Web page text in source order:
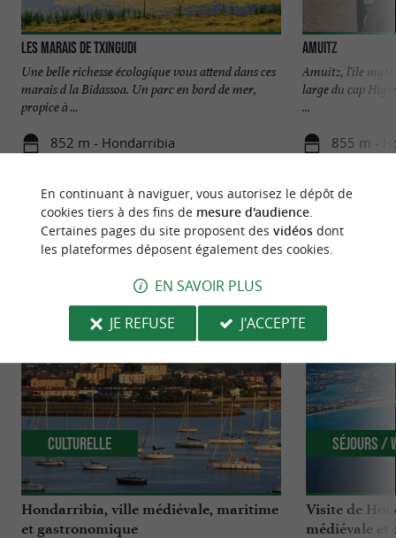
Les marais de Txingudi
Une belle richesse écologique vous attend dans ces
marais d la Bidassoa. Un parc en bord de mer,
propice à ...
852 m - Hondarribia
AMUITZ
Amuitz, l'île
large du cap
...
855 m -
NOUS AVONS TESTÉPOUR VOUS
Hondarribia, ville médiévale, maritime
et gastronomique
Culturelle
Visite de
médiévale et
Séjours /
En continuant à naviguer, vous autorisez le dépôt de
cookies tiers à des fins de mesure d'audience.
Certaines pages du site proposent des vidéosdont
les plateformes déposent également des cookies.
EN SAVOIR PLUS
JE REFUSE
J'ACCEPTE